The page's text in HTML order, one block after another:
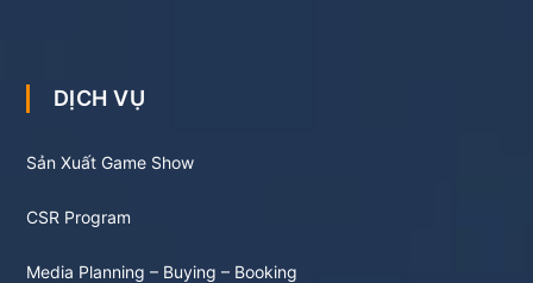
DỊCH VỤ
Sản Xuất Game Show
CSR Program
Media Planning – Buying – Booking